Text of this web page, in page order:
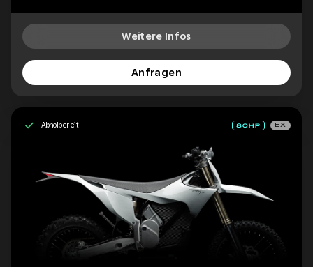
Weitere Infos
Anfragen
Abholbereit EX